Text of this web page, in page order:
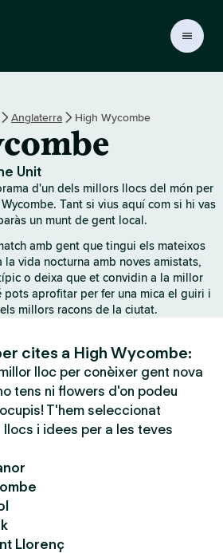
Anglaterra High Wycombe
Unit
d'un dels millors llocs del món per
Tant si vius aquí com si hi vas
un munt de gent local.
amb gent que tingui els mateixos
vida nocturna amb noves amistats,
o deixa que et convidin a la millor
aprofitar per fer una mica el guiri i
millors racons de la ciutat.
cites a High Wycombe:
lloc per conèixer gent nova
tens ni flowers d'on podeu
T'hem seleccionat
i idees per a les teves
Llorenç